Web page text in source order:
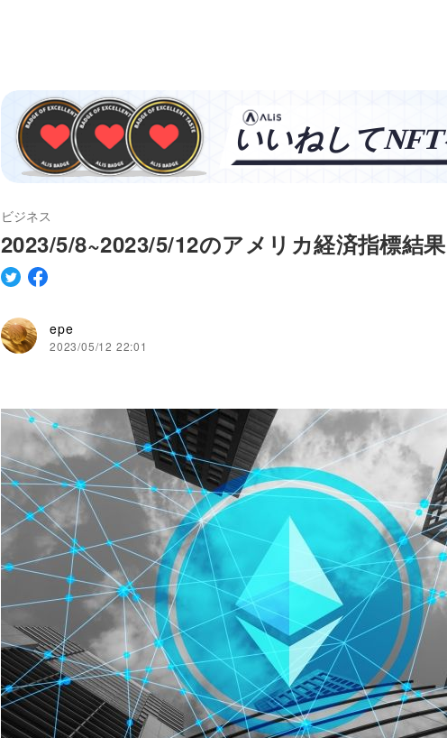
ビジネス
2023/5/8~2023/5/12のアメリカ経済指標結果
epe
2023/05/12 22:01